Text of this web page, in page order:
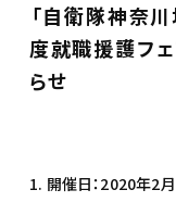
「自衛隊神奈
度就職援護フェ
らせ
1. 開催日：2020年2月